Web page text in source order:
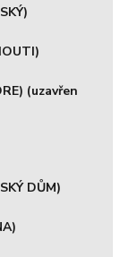
(uzavřen
DŮM)